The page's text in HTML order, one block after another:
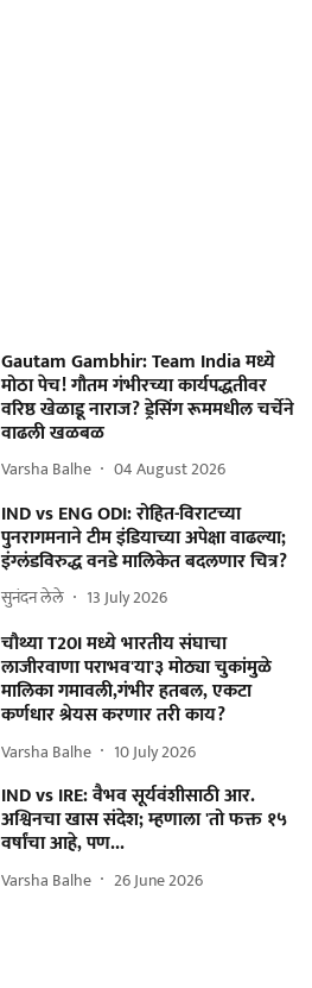
Gautam Gambhir: Team India मध्ये
मोठा पेच! गौतम गंभीरच्या कार्यपद्धतीवर
वरिष्ठ खेळाडू नाराज? ड्रेसिंग रूममधील चर्चेने
वाढली खळबळ
Varsha Balhe 04 August 2026
IND vs ENG ODI: रोहित-विराटच्या
पुनरागमनाने टीम इंडियाच्या अपेक्षा वाढल्या;
इंग्लंडविरुद्ध वनडे मालिकेत बदलणार चित्र?
सुनंदन लेले 13 July 2026
चौथ्या T20I मध्ये भारतीय संघाचा
लाजीरवाणा पराभव'या'३ मोठ्या चुकांमुळे
मालिका गमावली,गंभीर हतबल, एकटा
कर्णधार श्रेयस करणार तरी काय?
Varsha Balhe 10 July 2026
IND vs IRE: वैभव सूर्यवंशीसाठी आर.
अश्विनचा खास संदेश; म्हणाला 'तो फक्त १५
वर्षांचा आहे, पण...
Varsha Balhe 26 June 2026